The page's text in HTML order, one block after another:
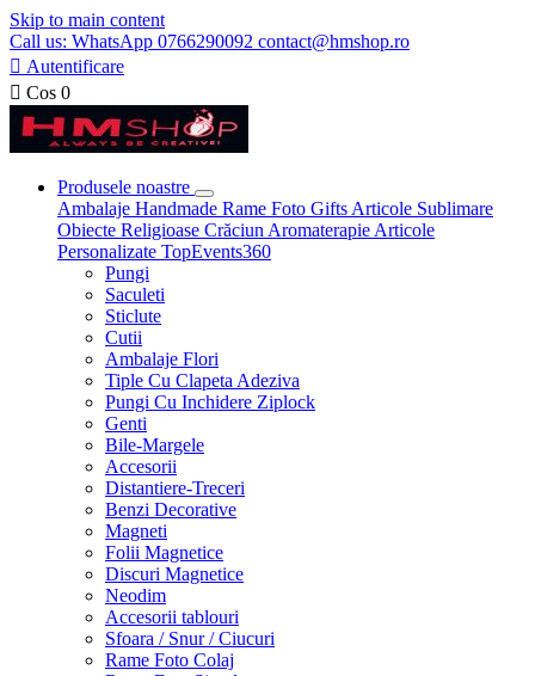
Skip to main content
Call us: WhatsApp 0766290092 contact@hmshop.ro
 Autentificare
 Cos 0
Produsele noastre
Ambalaje Handmade Rame Foto Gifts Articole Sublimare
Obiecte Religioase Crăciun Aromaterapie Articole
Personalizate TopEvents360
Pungi
Saculeti
Sticlute
Cutii
Ambalaje Flori
Tiple Cu Clapeta Adeziva
Pungi Cu Inchidere Ziplock
Genti
Bile-Margele
Accesorii
Distantiere-Treceri
Benzi Decorative
Magneti
Folii Magnetice
Discuri Magnetice
Neodim
Accesorii tablouri
Sfoara / Snur / Ciucuri
Rame Foto Colaj